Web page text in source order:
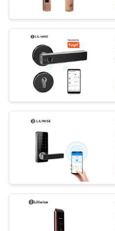
ΜΕ
ΕΙΔΉΣΕΙΣ
NEWS
SITEMAP
ΠΟΛΙΤΙΚΉ
ΜΥΣΤΙΚΌΤΗΤΑΣ